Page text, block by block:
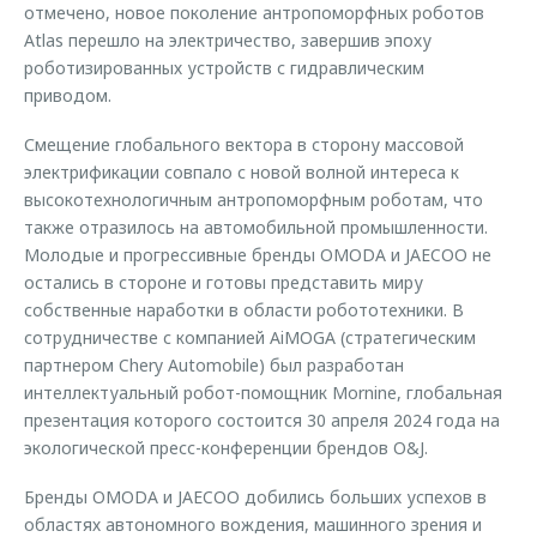
отмечено, новое поколение антропоморфных роботов
Atlas перешло на электричество, завершив эпоху
роботизированных устройств с гидравлическим
приводом.
Смещение глобального вектора в сторону массовой
электрификации совпало с новой волной интереса к
высокотехнологичным антропоморфным роботам, что
также отразилось на автомобильной промышленности.
Молодые и прогрессивные бренды OMODA и JAECOO не
остались в стороне и готовы представить миру
собственные наработки в области робототехники. В
сотрудничестве с компанией AiMOGA (стратегическим
партнером Chery Automobile) был разработан
интеллектуальный робот-помощник Mornine, глобальная
презентация которого состоится 30 апреля 2024 года на
экологической пресс-конференции брендов O&J.
Бренды OMODA и JAECOO добились больших успехов в
областях автономного вождения, машинного зрения и